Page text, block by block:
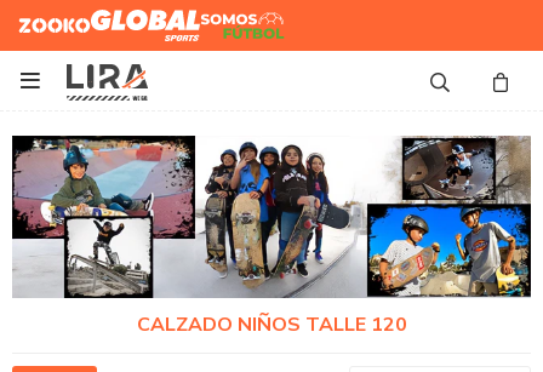
Zooko Global Sports
Somos
Futbol

CALZADO NIÑOS TALLE 120